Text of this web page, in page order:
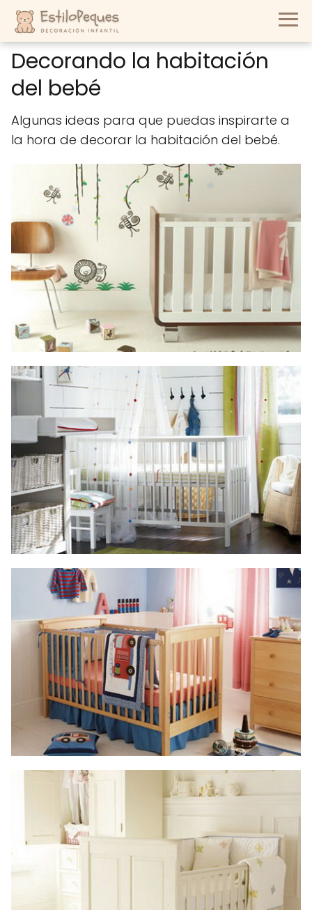
Decorando la habitación
del bebé
Algunas ideas para que puedas inspirarte a
la hora de decorar la habitación del bebé.